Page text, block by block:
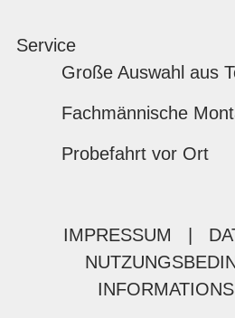
Service
Große Auswahl aus
Fachmännische
Probefahrt vor Ort
IMPRESSUM